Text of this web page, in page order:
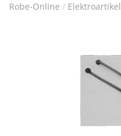
Robe-Online / Elektroartikel